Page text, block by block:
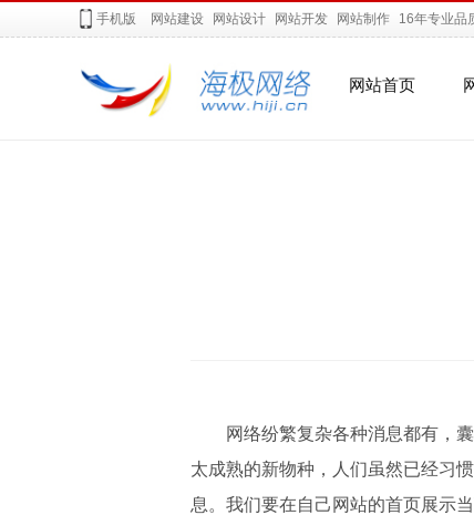
手机版 网站建设 网站设计 网站开发 网站制作 16年专业品
网站首页
网络纷繁复杂各种消息都有，囊
太成熟的新物种，人们虽然已经习
息。我们要在自己网站的首页展示